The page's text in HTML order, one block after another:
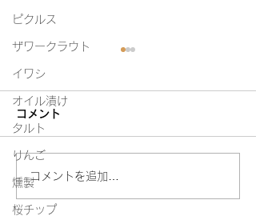
ピクルス
ザワークラウト
イワシ
オイル漬け
タルト
りんご
燻製
桜チップ
今年初めての味噌教室
コメント
コメントを追加…